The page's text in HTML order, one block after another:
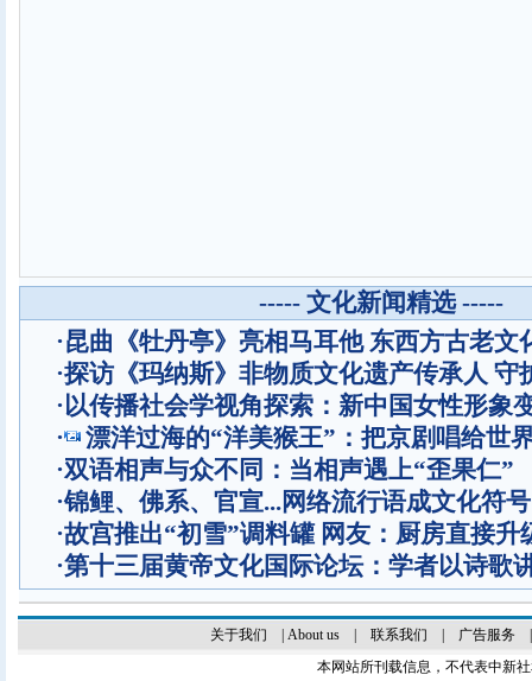
----- 文化新闻精选 -----
·昆曲《牡丹亭》亮相马耳他 东西方古老文
·探访《玛纳斯》非物质文化遗产传承人 守
·以传播社会学视角探索：新中国女性形象
·
漂洋过海的“洋美猴王”：把京剧唱给世
·双语相声与众不同：当相声遇上“歪果仁”
·锦鲤、佛系、官宣...网络流行语成文化符号
·故宫推出“初雪”调料罐 网友：厨房直接升
·第十三届黄帝文化国际论坛：学者以诗歌
关于我们 About us| 联系我们 广告服务
本网站所刊载信息，不代表中新